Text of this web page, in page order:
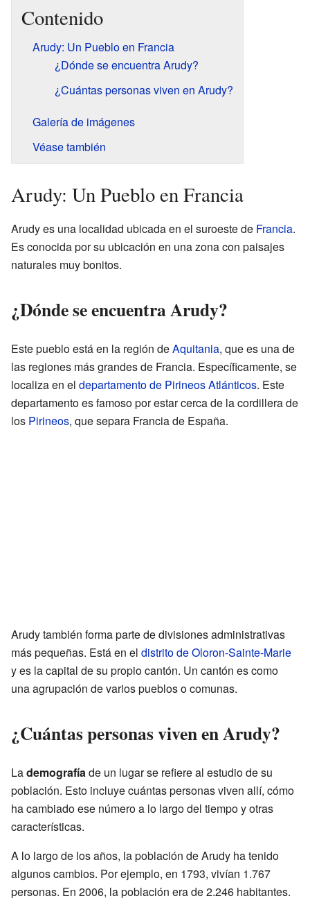
Contenido
Arudy: Un Pueblo en Francia
¿Dónde se encuentra Arudy?
¿Cuántas personas viven en Arudy?
Galería de imágenes
Véase también
Arudy: Un Pueblo en Francia
Arudy es una localidad ubicada en el suroeste de Francia.
Es conocida por su ubicación en una zona con paisajes
naturales muy bonitos.
¿Dónde se encuentra Arudy?
Este pueblo está en la región deAquitania, que es una de
las regiones más grandes de Francia. Específicamente, se
localiza en el departamento de Pirineos Atlánticos. Este
departamento es famoso por estar cerca de la cordillera de
los Pirineos, que separa Francia de España.
Arudy también forma parte de divisiones administrativas
más pequeñas. Está en el distrito de Oloron-Sainte-Marie
y es la capital de su propio cantón. Un cantón es como
una agrupación de varios pueblos o comunas.
¿Cuántas personas viven en Arudy?
Lademografíade un lugar se refiere al estudio de su
población. Esto incluye cuántas personas viven allí, cómo
ha cambiado ese número a lo largo del tiempo y otras
características.
A lo largo de los años, la población de Arudy ha tenido
algunos cambios. Por ejemplo, en 1793, vivían 1.767
personas. En 2006, la población era de 2.246 habitantes.